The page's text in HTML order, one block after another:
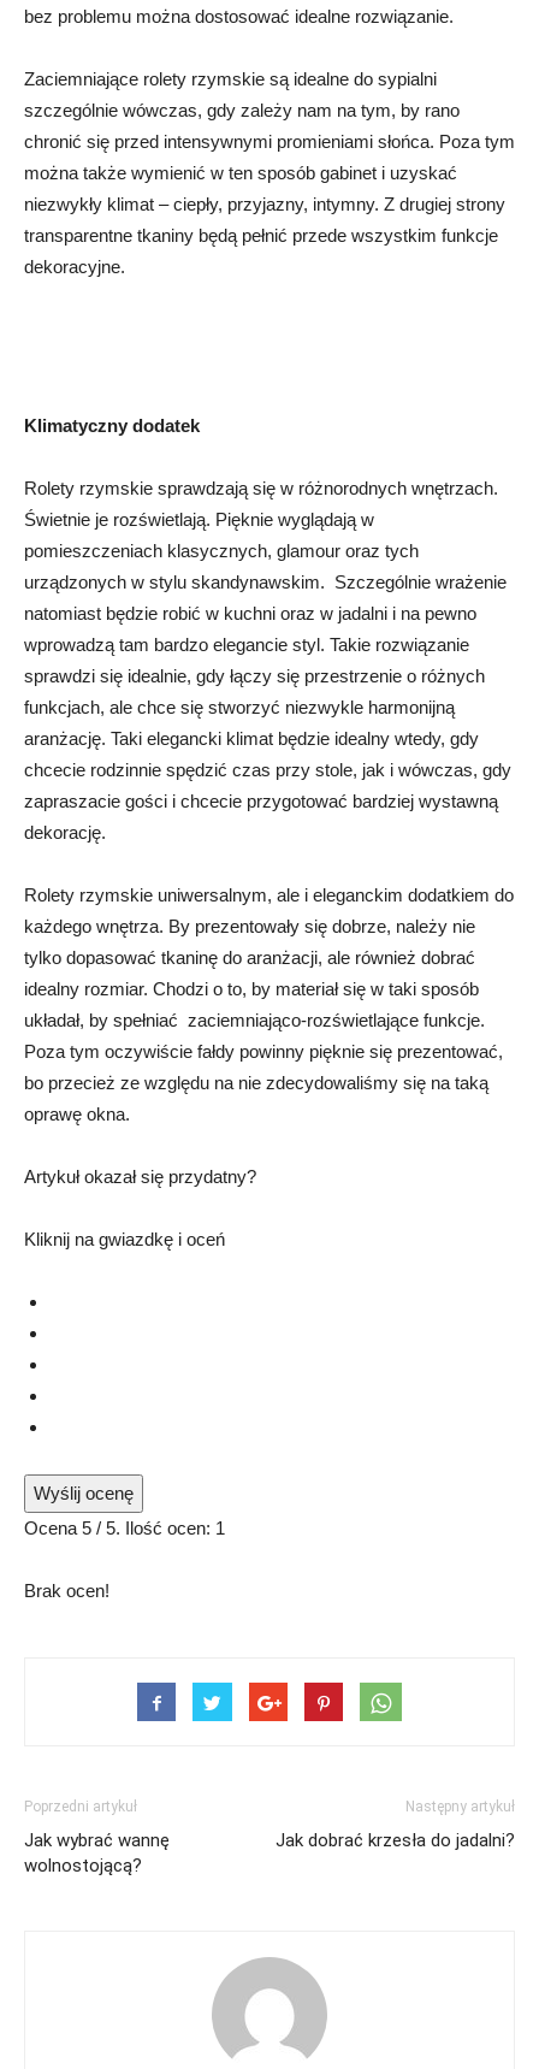
bez problemu można dostosować idealne rozwiązanie.
Zaciemniające rolety rzymskie są idealne do sypialni
szczególnie wówczas, gdy zależy nam na tym, by rano
chronić się przed intensywnymi promieniami słońca. Poza tym
można także wymienić w ten sposób gabinet i uzyskać
niezwykły klimat – ciepły, przyjazny, intymny. Z drugiej strony
transparentne tkaniny będą pełnić przede wszystkim funkcje
dekoracyjne.
Klimatyczny dodatek
Rolety rzymskie sprawdzają się w różnorodnych wnętrzach.
Świetnie je rozświetlają. Pięknie wyglądają w
pomieszczeniach klasycznych, glamour oraz tych
urządzonych w stylu skandynawskim. Szczególnie wrażenie
natomiast będzie robić w kuchni oraz w jadalni i na pewno
wprowadzą tam bardzo elegancie styl. Takie rozwiązanie
sprawdzi się idealnie, gdy łączy się przestrzenie o różnych
funkcjach, ale chce się stworzyć niezwykle harmonijną
aranżację. Taki elegancki klimat będzie idealny wtedy, gdy
chcecie rodzinnie spędzić czas przy stole, jak i wówczas, gdy
zapraszacie gości i chcecie przygotować bardziej wystawną
dekorację.
Rolety rzymskie uniwersalnym, ale i eleganckim dodatkiem do
każdego wnętrza. By prezentowały się dobrze, należy nie
tylko dopasować tkaninę do aranżacji, ale również dobrać
idealny rozmiar. Chodzi o to, by materiał się w taki sposób
układał, by spełniać zaciemniająco-rozświetlające funkcje.
Poza tym oczywiście fałdy powinny pięknie się prezentować,
bo przecież ze względu na nie zdecydowaliśmy się na taką
oprawę okna.
Artykuł okazał się przydatny?
Kliknij na gwiazdkę i oceń
Wyślij ocenę
Ocena 5 / 5. Ilość ocen: 1
Brak ocen!
Poprzedni artykuł
Jak wybrać wannę
wolnostojącą?
Następny artykuł
Jak dobrać krzesła do jadalni?